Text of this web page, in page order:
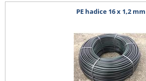
PE hadice 16 x 1,2 mm